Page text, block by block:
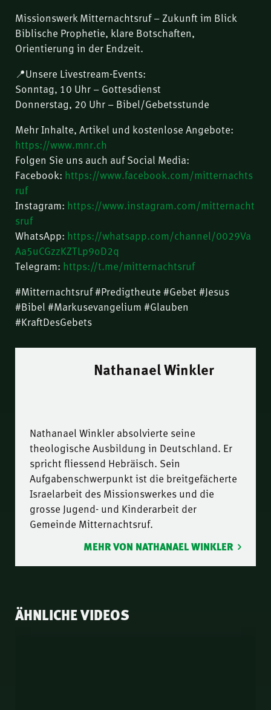
Missionswerk Mitternachtsruf – Zukunft im Blick
Biblische Prophetie, klare Botschaften,
Orientierung in der Endzeit.
📍Unsere Livestream-Events:
Sonntag, 10 Uhr – Gottesdienst
Donnerstag, 20 Uhr – Bibel/Gebetsstunde
Mehr Inhalte, Artikel und kostenlose Angebote:
https://www.mnr.ch
Folgen Sie uns auch auf Social Media:
Facebook: https://www.facebook.com/mitternachts
ruf
Instagram: https://www.instagram.com/mitternacht
sruf
WhatsApp: https://whatsapp.com/channel/0029Va
Aa5uCGzzKZTLp9oD2q
Telegram: https://t.me/mitternachtsruf
#Mitternachtsruf #Predigtheute #Gebet #Jesus
#Bibel #Markusevangelium #Glauben
#KraftDesGebets
Nathanael Winkler
Nathanael Winkler absolvierte seine
theologische Ausbildung in Deutschland. Er
spricht fliessend Hebräisch. Sein
Aufgabenschwerpunkt ist die breitgefächerte
Israelarbeit des Missionswerkes und die
grosse Jugend- und Kinderarbeit der
Gemeinde Mitternachtsruf.
MEHR VON NATHANAEL WINKLER
ÄHNLICHE VIDEOS